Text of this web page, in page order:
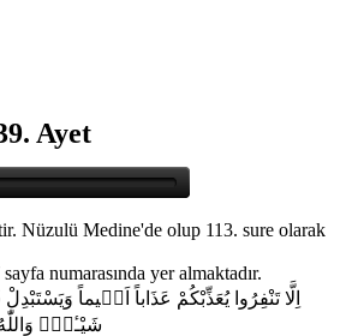
Ayet
Nüzulü Medine'de olup 113. sure olarak
numarasında yer almaktadır.
اِلَّا تَنْفِرُوا يُعَذِّبْكُمْ عَذَاباً اَل۪يماً
شَيْـٔاًۜ